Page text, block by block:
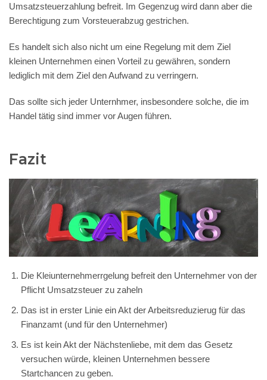
Umsatzsteuerzahlung befreit. Im Gegenzug wird dann aber die
Berechtigung zum Vorsteuerabzug gestrichen.
Es handelt sich also nicht um eine Regelung mit dem Ziel
kleinen Unternehmen einen Vorteil zu gewähren, sondern
lediglich mit dem Ziel den Aufwand zu verringern.
Das sollte sich jeder Unternhmer, insbesondere solche, die im
Handel tätig sind immer vor Augen führen.
Fazit
Die Kleiunternehmerrgelung befreit den Unternehmer von der
Pflicht Umsatzsteuer zu zaheln
Das ist in erster Linie ein Akt der Arbeitsreduzierug für das
Finanzamt (und für den Unternehmer)
Es ist kein Akt der Nächstenliebe, mit dem das Gesetz
versuchen würde, kleinen Unternehmen bessere
Startchancen zu geben.